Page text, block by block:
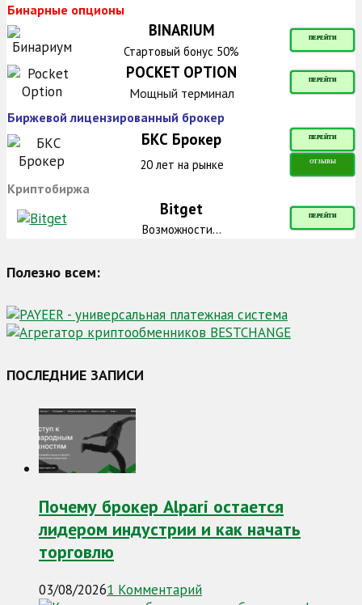
Бинарные опционы
BINARIUM ПЕРЕЙТИ
Стартовый бонус 50%
POCKET OPTION ПЕРЕЙТИ
Мощный терминал
Биржевой лицензированный брокер
БКС Брокер ПЕРЕЙТИ
20 лет на рынке ОТЗЫВЫ
Криптобиржа
Bitget ПЕРЕЙТИ
Возможности...
Полезно всем:
ПОСЛЕДНИЕ ЗАПИСИ
Почему брокер Alpari остается
лидером индустрии и как начать
торговлю
03/08/20261 Комментарий